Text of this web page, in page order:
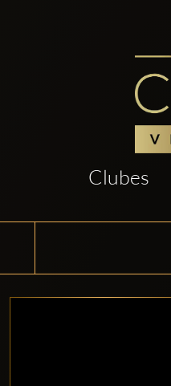
Clubes